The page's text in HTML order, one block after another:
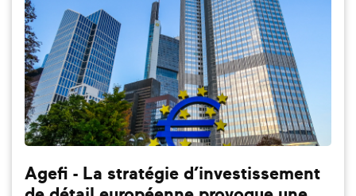
Agefi - La stratégie d’investissement